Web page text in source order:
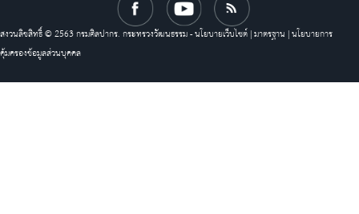
สงวนลิขสิทธิ์ © 2563 กรมศิลปากร. กระทรวงวัฒนธรรม -นโยบายเว็บไซต์|มาตรฐาน |นโยบายการ
คุ้มครองข้อมูลส่วนบุคคล